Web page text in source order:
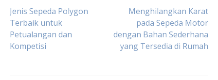
Post
navigation
Jenis Sepeda Polygon
Terbaik untuk
Petualangan dan
Kompetisi
Menghilangkan Karat
pada Sepeda Motor
dengan Bahan Sederhana
yang Tersedia di Rumah